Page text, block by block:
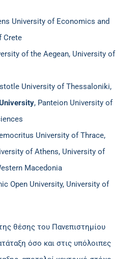
University of Economics and
Crete
of the Aegean, University of
University of Thessaloniki,
, Panteion University of
University of Thrace,
of Athens, University of
Macedonia
Open University, University of
θέσης του Πανεπιστημίου
όσο και στις υπόλοιπες